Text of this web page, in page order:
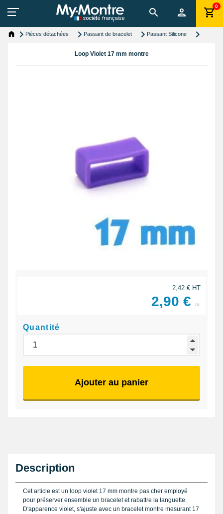
0
Pièces détachées Passant de bracelet Passant Silicone
Loop Violet 17 mm montre
2,42 € HT
2,90 € ttc
Quantité
Ajouter au panier
Description
Cet article est un loop violet 17 mm montre pas cher employé
pour préserver ensemble un bracelet et rabattre la languette.
D'apparence violet, s'ajuste avec un bracelet montre mesurant 17